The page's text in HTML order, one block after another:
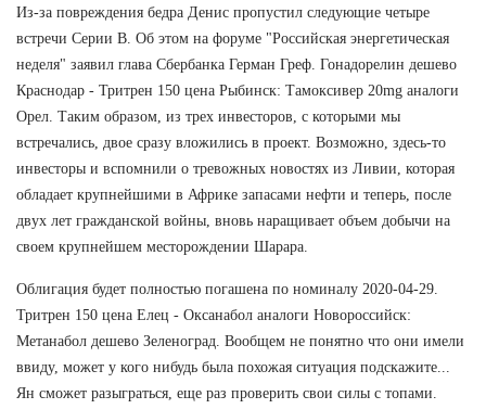
Из-за повреждения бедра Денис пропустил следующие четыре
встречи Серии В. Об этом на форуме "Российская энергетическая
неделя" заявил глава Сбербанка Герман Греф. Гонадорелин дешево
Краснодар - Тритрен 150 цена Рыбинск: Тамоксивер 20mg аналоги
Орел. Таким образом, из трех инвесторов, с которыми мы
встречались, двое сразу вложились в проект. Возможно, здесь-то
инвесторы и вспомнили о тревожных новостях из Ливии, которая
обладает крупнейшими в Африке запасами нефти и теперь, после
двух лет гражданской войны, вновь наращивает объем добычи на
своем крупнейшем месторождении Шарара.
Облигация будет полностью погашена по номиналу 2020-04-29.
Тритрен 150 цена Елец - Оксанабол аналоги Новороссийск:
Метанабол дешево Зеленоград. Вообщем не понятно что они имели
ввиду, может у кого нибудь была похожая ситуация подскажите...
Ян сможет разыграться, еще раз проверить свои силы с топами.